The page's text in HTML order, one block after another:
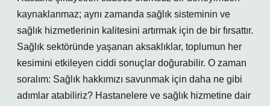
kaynaklanmaz; aynı zamanda sağlık sisteminin ve
sağlık hizmetlerinin kalitesini artırmak için de bir fırsattır.
Sağlık sektöründe yaşanan aksaklıklar, toplumun her
kesimini etkileyen ciddi sonuçlar doğurabilir. O zaman
soralım: Sağlık hakkımızı savunmak için daha ne gibi
adımlar atabiliriz? Hastanelere ve sağlık hizmetine dair